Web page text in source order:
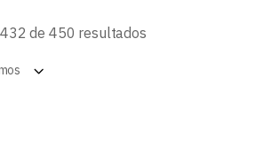
de 450 resultadosOrdenado